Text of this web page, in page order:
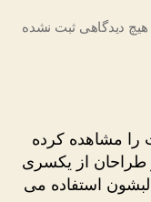
هیچ دیدگاهی برای
چرا
باید
از
ثبت نشده
را مشاهده کرده
طراحان از یکسری
استفاده می